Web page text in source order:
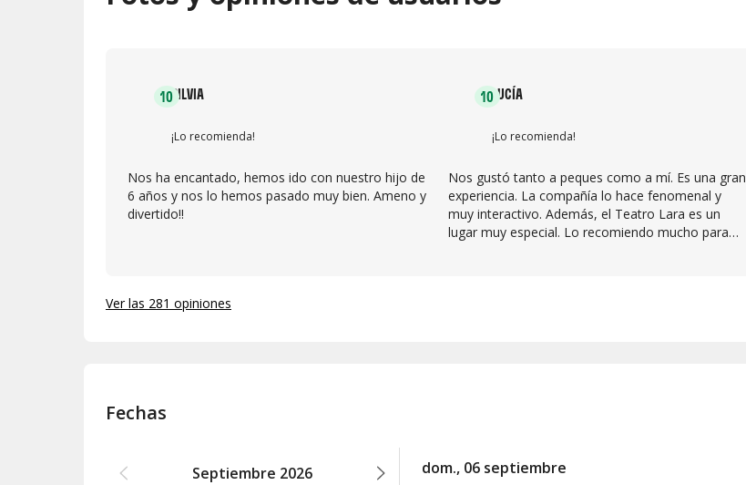
10SILVIA
¡Lo recomienda!
Nos ha encantado, hemos ido con nuestro hijo de
6 años y nos lo hemos pasado muy bien. Ameno y
divertido!!
10LUCÍA
¡Lo recomienda!
Nos gustó tanto a peques como a mí. Es una gran
experiencia. La compañía lo hace fenomenal y
muy interactivo. Además, el Teatro Lara es un
lugar muy especial. Lo recomiendo mucho para
Ver las 281 opiniones
Fechas
Septiembre 2026 dom., 06 septiembre